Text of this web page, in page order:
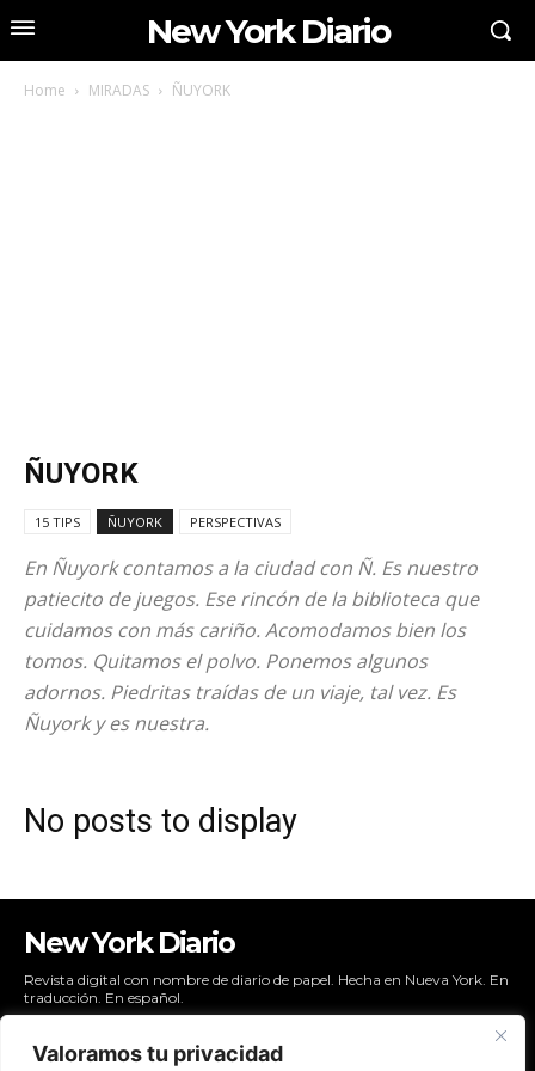
Valoramos tu privacidad
New York Diario
Home MIRADAS ÑUYORK
ÑUYORK
15 TIPS ÑUYORK PERSPECTIVAS
En Ñuyork contamos a la ciudad con Ñ. Es nuestro
patiecito de juegos. Ese rincón de la biblioteca que
cuidamos con más cariño. Acomodamos bien los
tomos. Quitamos el polvo. Ponemos algunos
adornos. Piedritas traídas de un viaje, tal vez. Es
Ñuyork y es nuestra.
No posts to display
New York Diario
Revista digital con nombre de diario de papel. Hecha en Nueva York. En
traducción. En español.